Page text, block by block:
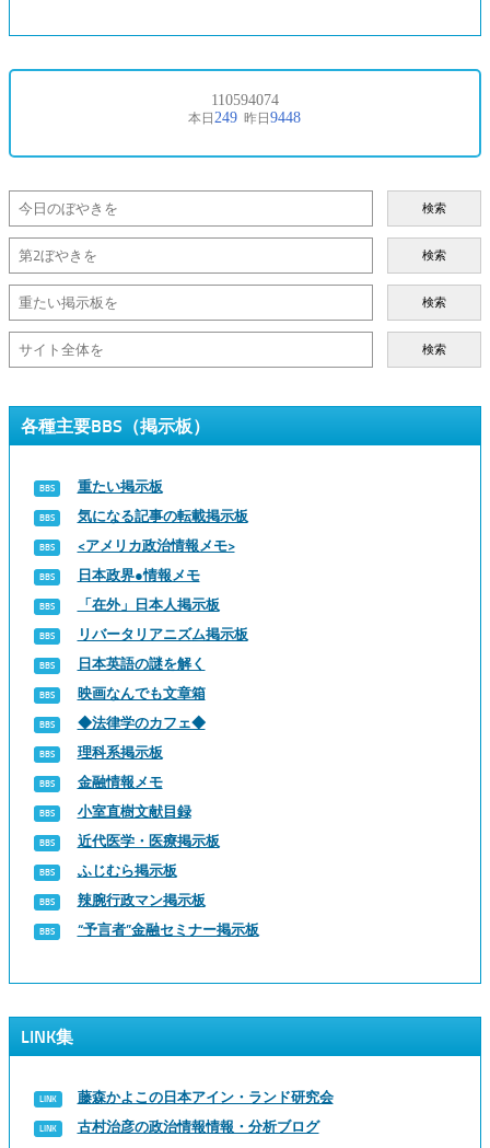
検索
検索
検索
検索
各種主要BBS（掲示板）
重たい掲示板
気になる記事の転載掲示板
<アメリカ政治情報メモ>
日本政界●情報メモ
「在外」日本人掲示板
リバータリアニズム掲示板
日本英語の謎を解く
映画なんでも文章箱
◆法律学のカフェ◆
理科系掲示板
金融情報メモ
小室直樹文献目録
近代医学・医療掲示板
ふじむら掲示板
辣腕行政マン掲示板
“予言者”金融セミナー掲示板
LINK集
藤森かよこの日本アイン・ランド研究会
古村治彦の政治情報情報・分析ブログ